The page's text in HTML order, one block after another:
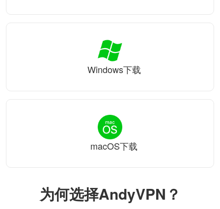
为何选择AndyVPN？
Windows下载
macOS下载